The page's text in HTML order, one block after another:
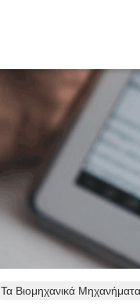
Τα Βιομηχανικά